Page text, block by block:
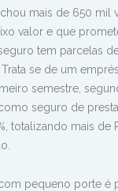
mais de 650 mil
valor e que
tem parcelas
se de um
semestre,
seguro de
totalizando mais
pequeno porte é